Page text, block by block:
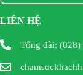
LIÊN HỆ
Tổng đài: